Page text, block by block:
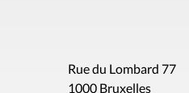
Rue du Lombard 77
1000 Bruxelles